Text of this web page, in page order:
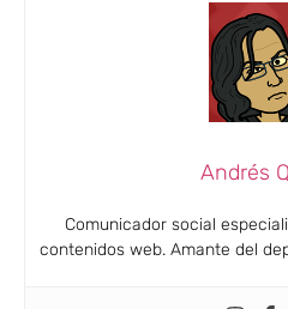
Andrés
Comunicador social
contenidos web. Amante del